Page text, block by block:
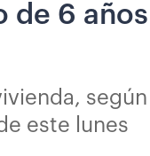
de 6
este lunes